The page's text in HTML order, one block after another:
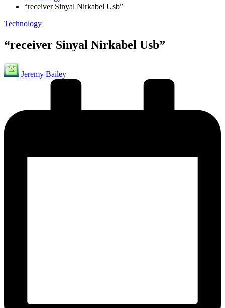
“receiver Sinyal Nirkabel Usb”
Posted
Technology
“receiver Sinyal Nirkabel Usb”
Posted
by
Jeremy Bailey